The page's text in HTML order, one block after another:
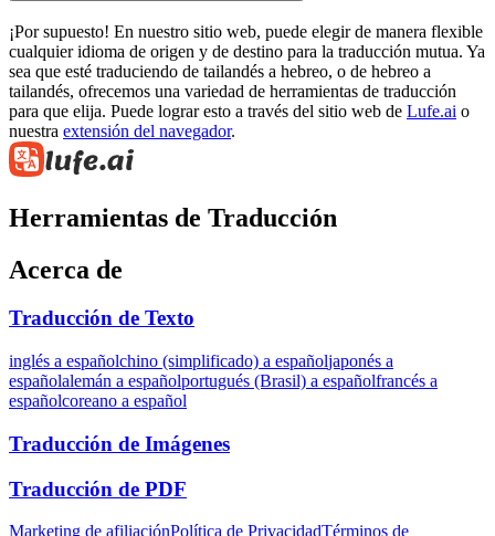
¡Por supuesto! En nuestro sitio web, puede elegir de manera flexible
cualquier idioma de origen y de destino para la traducción mutua. Ya
sea que esté traduciendo de tailandés a hebreo, o de hebreo a
tailandés, ofrecemos una variedad de herramientas de traducción
para que elija. Puede lograr esto a través del sitio web de Lufe.ai o
nuestra extensión del navegador.
Herramientas de Traducción
Acerca de
Traducción de Texto
inglés a españolchino (simplificado) a españoljaponés a
españolalemán a españolportugués (Brasil) a españolfrancés a
españolcoreano a español
Traducción de Imágenes
Traducción de PDF
Marketing de afiliaciónPolítica de PrivacidadTérminos de